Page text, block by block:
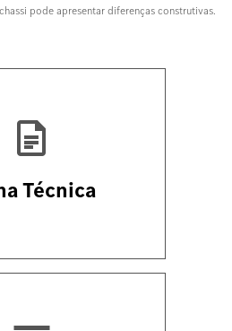
pode apresentar diferenças construtivas.
Técnica